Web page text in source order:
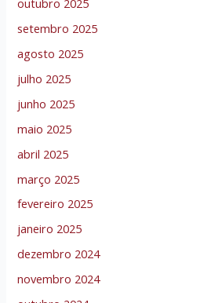
setembro 2025
agosto 2025
julho 2025
junho 2025
maio 2025
abril 2025
março 2025
fevereiro 2025
janeiro 2025
dezembro 2024
novembro 2024